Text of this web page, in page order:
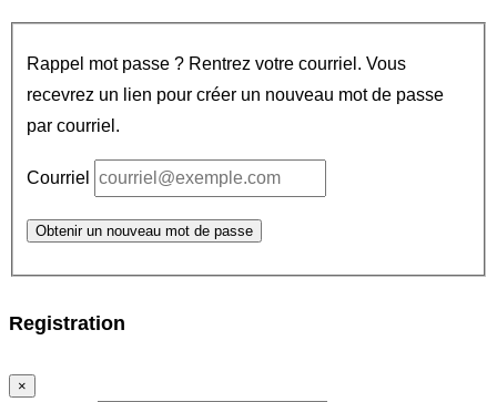
Rappel mot passe ? Rentrez votre courriel. Vous
recevrez un lien pour créer un nouveau mot de passe
par courriel.
Courriel
Obtenir un nouveau mot de passe
Registration
×